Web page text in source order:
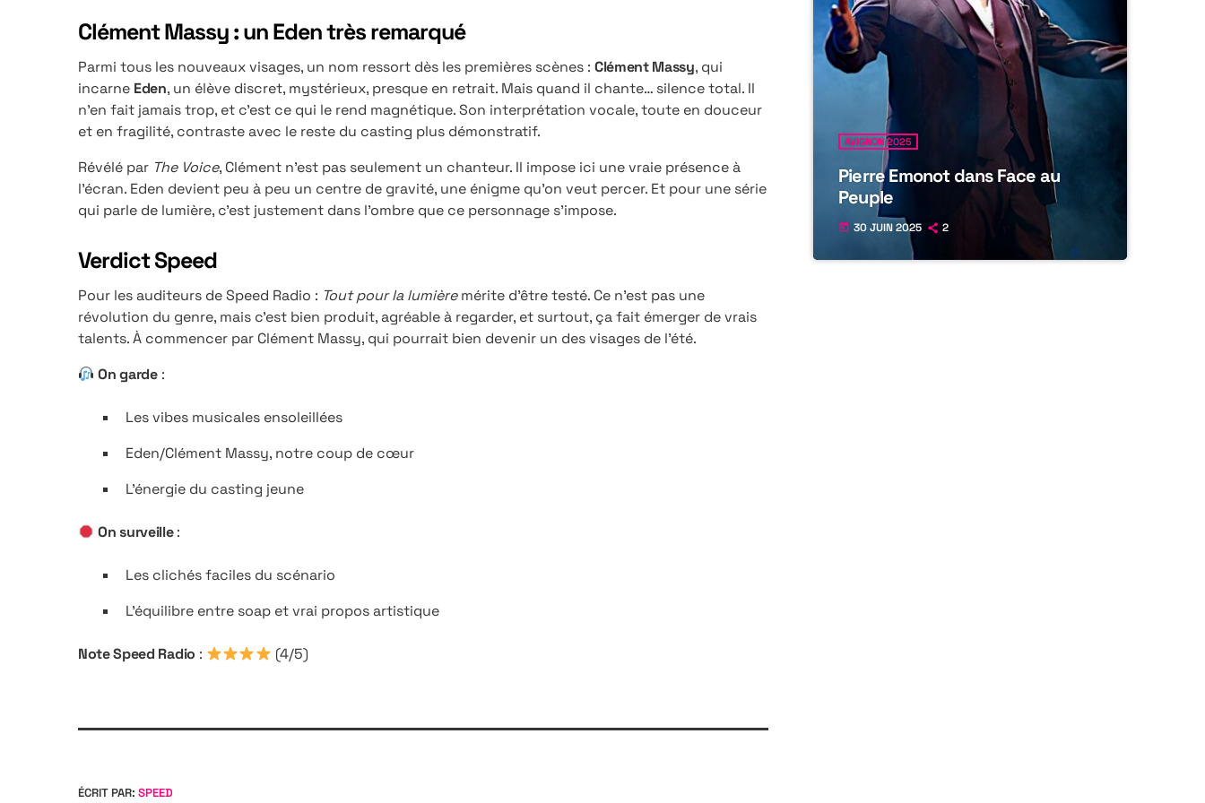
Clément Massy : un Eden très remarqué
Parmi tous les nouveaux visages, un nom ressort dès les premières scènes : Clément Massy, qui
incarne Eden, un élève discret, mystérieux, presque en retrait. Mais quand il chante… silence total. Il
n’en fait jamais trop, et c’est ce qui le rend magnétique. Son interprétation vocale, toute en douceur
et en fragilité, contraste avec le reste du casting plus démonstratif.
Révélé par The Voice, Clément n’est pas seulement un chanteur. Il impose ici une vraie présence à
l’écran. Eden devient peu à peu un centre de gravité, une énigme qu’on veut percer. Et pour une série
qui parle de lumière, c’est justement dans l’ombre que ce personnage s’impose.
Verdict Speed
Pour les auditeurs de Speed Radio : Tout pour la lumièremérite d’être testé. Ce n’est pas une
révolution du genre, mais c’est bien produit, agréable à regarder, et surtout, ça fait émerger de vrais
talents. À commencer par Clément Massy, qui pourrait bien devenir un des visages de l’été.
On garde:
Les vibes musicales ensoleillées
Eden/Clément Massy, notre coup de cœur
L’énergie du casting jeune
On surveille:
Les clichés faciles du scénario
L’équilibre entre soap et vrai propos artistique
Note Speed Radio : (4/5)
ÉCRIT PAR: SPEED
AVIGNON 2025
Pierre Emonot dans Face au
Peuple
today 30 JUIN 2025 2